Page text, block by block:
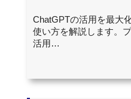
ChatGPTの活用を最大
使い方を解説します。
活用…